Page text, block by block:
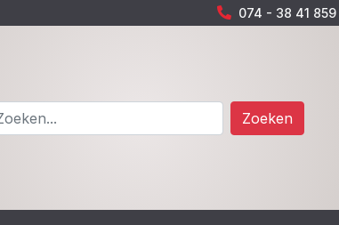
074 - 38 41 859
Zoeken